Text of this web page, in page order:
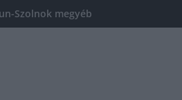
Szolnok megyében: egyre több